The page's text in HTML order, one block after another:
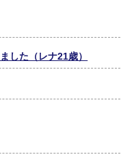
した（レナ21歳）